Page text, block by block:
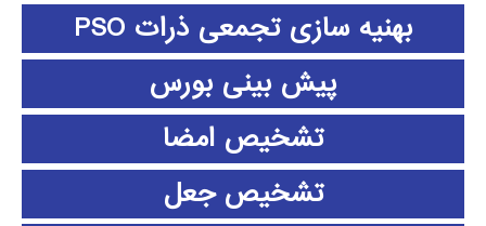
بهنیه سازی تجمعی ذرات PSO
پیش بینی بورس
تشخیص امضا
تشخیص جعل